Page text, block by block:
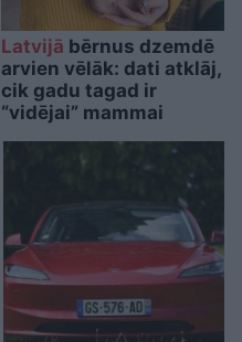
Latvijā bērnus dzemdē
arvien vēlāk: dati atklāj,
cik gadu tagad ir
“vidējai” mammai